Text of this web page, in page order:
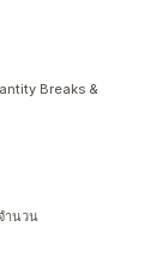
Breaks &
ำนวน